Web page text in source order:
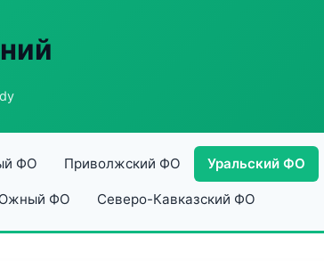
ФО Приволжский ФО Уральский ФО
ФО Северо-Кавказский ФО